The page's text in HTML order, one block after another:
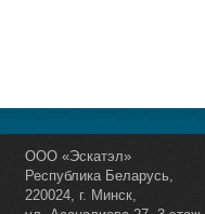
ООО «Эскатэл»
Республика Беларусь,
220024, г. Минск,